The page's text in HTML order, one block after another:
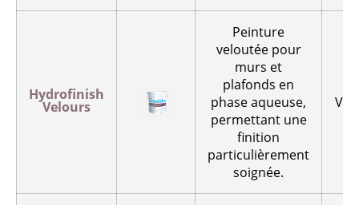
Hydrofinish
Velours
Peinture
veloutée pour
murs et
plafonds en
phase aqueuse,
permettant une
finition
particulièrement
soignée.